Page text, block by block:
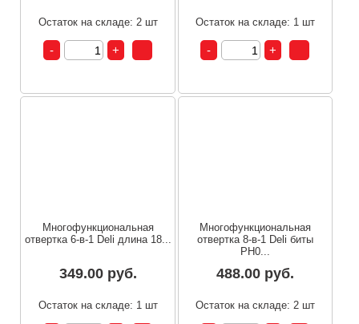
Остаток на складе: 2 шт Остаток на складе: 1 шт
Многофункциональная
отвертка 6-в-1 Deli длина 18...
349.00 руб.
Остаток на складе: 1 шт
Многофункциональная
отвертка 8-в-1 Deli биты
PH0...
488.00 руб.
Остаток на складе: 2 шт